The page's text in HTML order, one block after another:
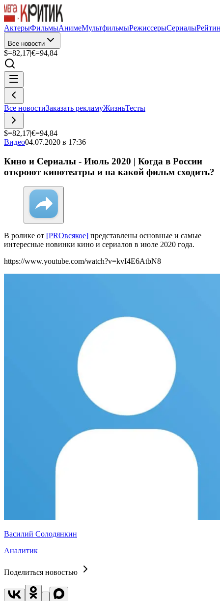
АктерыФильмыАнимеМультфильмыРежиссерыСериалы
Все новости
$=82,17|€=94,84
Все новостиЗаказать рекламуЖизньТесты
$=82,17|€=94,84
Видео04.07.2020 в 17:36
Кино и Сериалы - Июль 2020 | Когда в России
откроют кинотеатры и на какой фильм сходить?
В ролике от [PROвсякое] представлены основные и самые
интересные новинки кино и сериалов в июле 2020 года.
https://www.youtube.com/watch?v=kvI4E6AtbN8
Василий Солодянкин
Аналитик
Поделиться новостью